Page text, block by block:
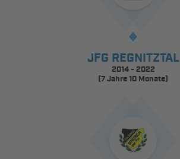
JFG REGNITZTAL
2014 - 2022
(7 Jahre 10 Monate)